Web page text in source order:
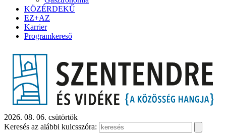
KÖZÉRDEKŰ
EZ+AZ
Karrier
Programkereső
2026. 08. 06. csütörtök
Keresés az alábbi kulcsszóra: